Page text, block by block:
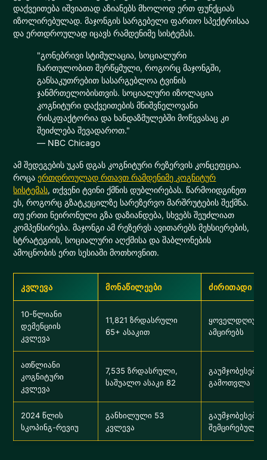
დაქვეითება იშვიათად აზიანებს მხოლოდ ერთ ფუნქციას
იზოლირებულად. მაჯონგის სარგებელი ფართო სპექტრისაა
და ერთდროულად იცავს რამდენიმე სისტემას.
"გონებრივი სტიმულაცია, სოციალური
ჩართულობით შერწყმული, როგორც მაჯონგში,
განსაკუთრებით სასარგებლოა ტვინის
ჯანმრთელობისთვის. სოციალური იზოლაცია
კოგნიტური დაქვეითების მნიშვნელოვანი
რისკფაქტორია და ხანდაზმულებში მოწევასაც კი
შეიძლება შევადაროთ."
— NBC Chicago
ამ შედეგების უკან დგას კოგნიტური რეზერვის კონცეფცია.
როცა ერთდროულად რთავთ რამდენიმე კოგნიტურ
სისტემას, თქვენი ტვინი ქმნის დუბლირებას. წარმოიდგინეთ
ეს, როგორც გზატკეცილზე სარეზერვო მარშრუტების შექმნა.
თუ ერთი ნეირონული გზა დაზიანდება, სხვებს შეუძლიათ
კომპენსირება. მაჯონგი ამ რეზერვს ავითარებს მეხსიერების,
სტრატეგიის, სოციალური აღქმისა და შაბლონების
ამოცნობის ერთ სესიაში მოთხოვნით.
კვლევა მონაწილეები ძირითადი
10-წლიანი
დემენციის
კვლევა
11,821 ზრდასრული
65+ ასაკით
ყოველდღიური
ამცირებს
ათწლიანი
კოგნიტური
კვლევა
7,535 ზრდასრული,
საშუალო ასაკი 82
გამოთვლა
2024 წლის
სკოპინგ-რევიუ
განხილული 53
კვლევა
შემცირებული